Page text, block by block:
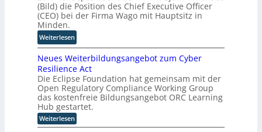
b
e
i
s
p
i
e
l
t
W
e
s
u
b
e
r
e
D
a
o
s
o
f
t
k
o
o
p
e
r
i
s
i
a
l
A
I
i
n
d
e
r
(Bild) die Position des Chief Executive Officer
(CEO) bei der Firma Wago mit Hauptsitz in
Minden.
Weiterlesen:
B
j
ö
r
n
T
w
i
Neues Weiterbildungsangebot zum Cyber
Resilience Act
Die Eclipse Foundation hat gemeinsam mit der
Open Regulatory Compliance Working Group
das kostenfreie Bildungsangebot ORC Learning
Hub gestartet.
Weiterlesen:
N